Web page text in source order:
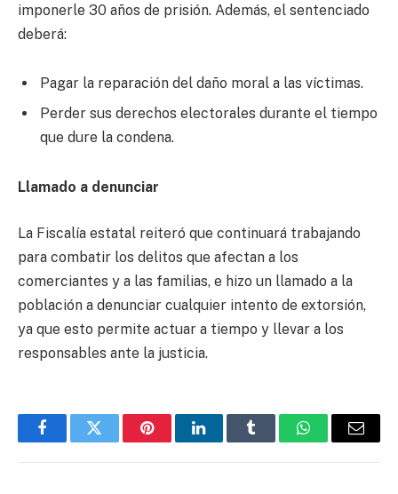
imponerle 30 años de prisión. Además, el sentenciado
deberá:
Pagar la reparación del daño moral a las víctimas.
Perder sus derechos electorales durante el tiempo
que dure la condena.
Llamado a denunciar
La Fiscalía estatal reiteró que continuará trabajando
para combatir los delitos que afectan a los
comerciantes y a las familias, e hizo un llamado a la
población a denunciar cualquier intento de extorsión,
ya que esto permite actuar a tiempo y llevar a los
responsables ante la justicia.
FacebookTwitter PinterestLinkedInTumblr WhatsAppEmail